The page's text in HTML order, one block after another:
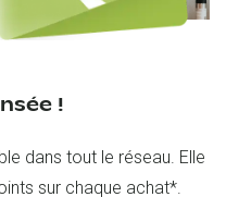
!
dans tout le réseau. Elle
sur chaque achat*.